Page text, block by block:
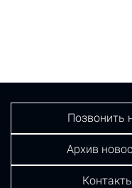
правонарушений…
Позвонить
Архив